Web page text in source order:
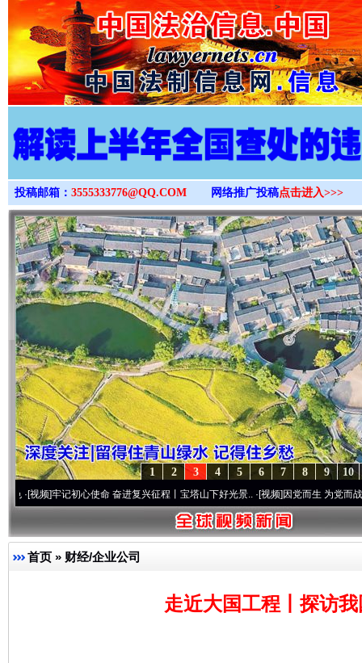
>
投稿邮箱： 3555333776@QQ.COM 网络推广投稿点击进入>>>
10
9
8
7
6
5
4
3
2
1
初心使命 奋进复兴征程丨宝塔山下好光景..·[视频]因党而生 为党而战——百年“纪”
首页 » 财经/企业公司
走近大国工程丨探访